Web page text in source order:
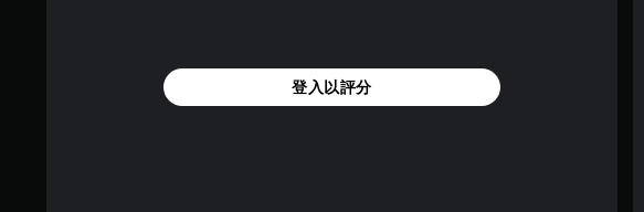
登入以評分